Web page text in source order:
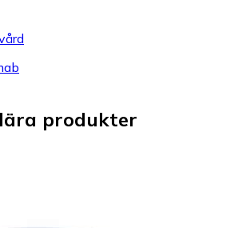
produkter